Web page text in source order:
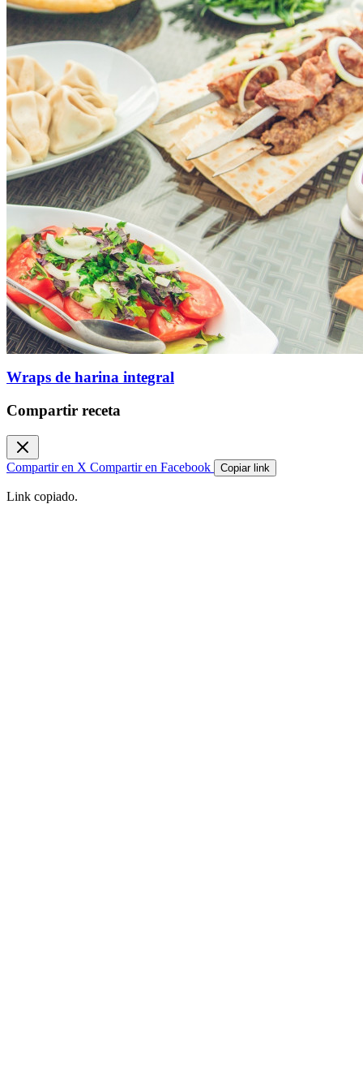
Wraps de harina integral
Compartir receta
Compartir en X Compartir en Facebook Copiar link
Link copiado.